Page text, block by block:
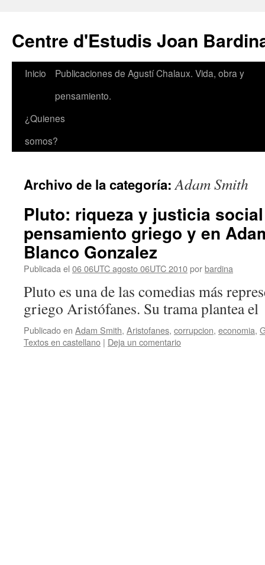
contenido
Centre d'Estudis Joan
Inicio
Publicaciones de Agustí Chalaux. Vida, obra y
pensamiento.
¿Quienes
somos?
Archivo de la categoría:Adam Smith
Pluto: riqueza y justicia
pensamiento griego y en
Blanco Gonzalez
Publicada el 06 06UTC agosto 06UTC 2010porbardina
Pluto es una de las comedias más
griego Aristófanes. Su trama plantea el
Publicado en Adam Smith, Aristofanes, corrupcion, economia,
Textos en castellano | Deja un comentario